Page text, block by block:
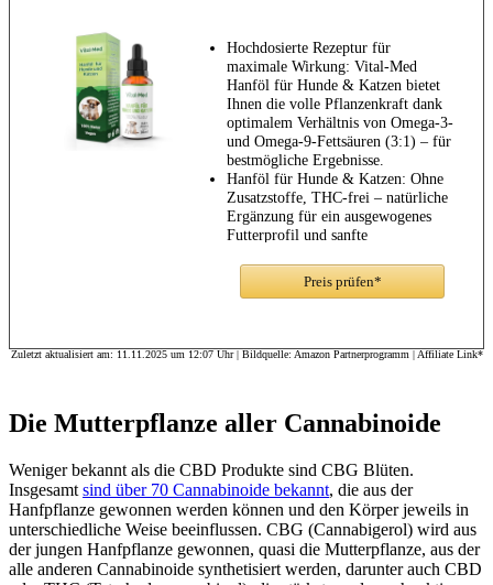
Hochdosierte Rezeptur für
maximale Wirkung: Vital-Med
Hanföl für Hunde & Katzen bietet
Ihnen die volle Pflanzenkraft dank
optimalem Verhältnis von Omega-3-
und Omega-9-Fettsäuren (3:1) – für
bestmögliche Ergebnisse.
Hanföl für Hunde & Katzen: Ohne
Zusatzstoffe, THC-frei – natürliche
Ergänzung für ein ausgewogenes
Futterprofil und sanfte
Erfrischender, natürlicher
Geschmack für Tiere: Unser Vital-
hervorragend für die angenehme
Verabreichung eignet. Sie können
(Speck) oder Chicken (Huhn)
angenehme Einnahme sorgen.
Preis prüfen*
Zuletzt aktualisiert am: 11.11.2025 um 12:07 Uhr | Bildquelle: Amazon Partnerprogramm | Affiliate Link*
Die Mutterpflanze aller Cannabinoide
Weniger bekannt als die CBD Produkte sind CBG Blüten.
Insgesamt sind über 70 Cannabinoide bekannt, die aus der
Hanfpflanze gewonnen werden können und den Körper jeweils in
unterschiedliche Weise beeinflussen. CBG (Cannabigerol) wird aus
der jungen Hanfpflanze gewonnen, quasi die Mutterpflanze, aus der
alle anderen Cannabinoide synthetisiert werden, darunter auch CBD